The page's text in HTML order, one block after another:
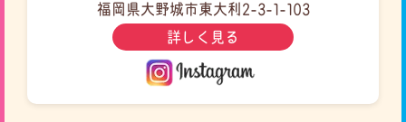
福岡県大野城市東大利2-3-1-103
詳しく見る